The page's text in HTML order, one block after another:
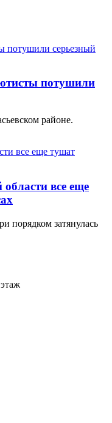
потушили
районе.
все еще
порядком затянулась